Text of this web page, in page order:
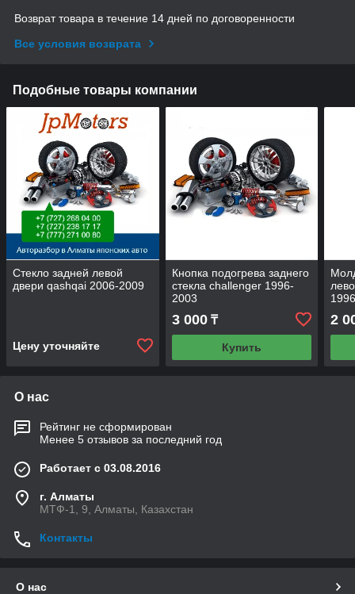
Возврат товара в течение 14 дней по договоренности
Все условия возврата
Подобные товары компании
Стекло задней левой
двери qashqai 2006-2009
Цену уточняйте
Кнопка подогрева заднего
стекла challenger 1996-
2003
3 000₸
Купить
2
О нас
Рейтинг не сформирован
Менее 5 отзывов за последний год
Работает с 03.08.2016
г. Алматы
МТФ-1, 9, Алматы, Казахстан
Контакты
О нас